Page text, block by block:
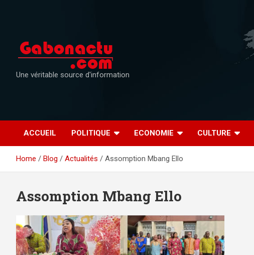
Une véritable source d'information
ACCUEIL POLITIQUE ECONOMIE CULTURE
Home Blog Actualités Assomption Mbang Ello
Assomption Mbang Ello